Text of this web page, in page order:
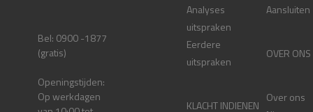
Bel: 0900 -1877
(gratis)
Openingstijden:
Op werkdagen
Analyses
uitspraken
Eerdere
uitspraken
KLACHT INDIENEN
Aansluiten
OVER ONS
Over ons